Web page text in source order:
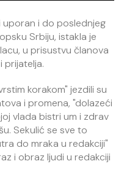
uporan i do poslednjeg
Srbiju, istakla je
u prisustvu članova
prijatelja.
korakom" jezdili su
i promena, "dolazeći
vlada bistri um i zdrav
Sekulić se sve to
do mraka u redakciji"
i obraz ljudi u redakciji